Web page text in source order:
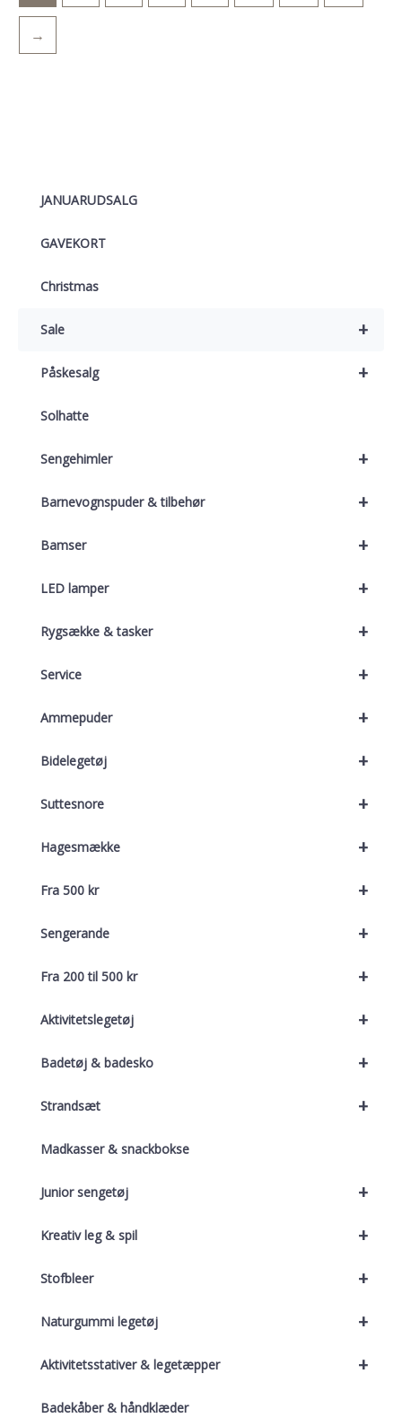
JANUARUDSALG
GAVEKORT
Christmas
+
Sale
+
Påskesalg
Solhatte
+
Sengehimler
+
Barnevognspuder & tilbehør
+
Bamser
+
LED lamper
+
Rygsække & tasker
+
Service
+
Ammepuder
+
Bidelegetøj
+
Suttesnore
+
Hagesmække
+
Fra 500 kr
+
Sengerande
+
Fra 200 til 500 kr
+
Aktivitetslegetøj
+
Badetøj & badesko
+
Strandsæt
Madkasser & snackbokse
+
Junior sengetøj
+
Kreativ leg & spil
+
Stofbleer
+
Naturgummi legetøj
+
Aktivitetsstativer & legetæpper
Badekåber & håndklæder
→